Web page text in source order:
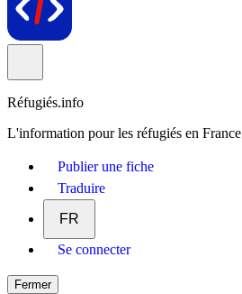
Réfugiés.info
L'information pour les réfugiés en France
Publier une fiche
Traduire
FR
Se connecter
Fermer